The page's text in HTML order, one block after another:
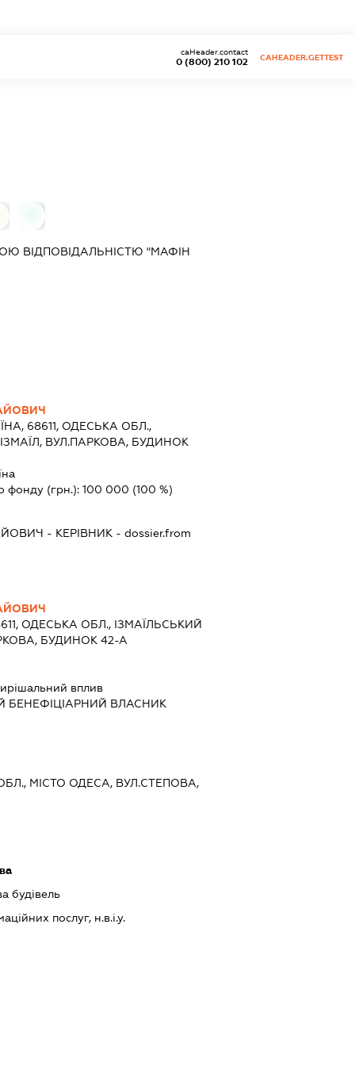
0 (800) 210 102
caHeader.contact
CAHEADER.GETTEST
ВІДПОВІДАЛЬНІСТЮ "МАФІН
68611, ОДЕСЬКА ОБЛ.,
ВУЛ.ПАРКОВА, БУДИНОК
фонду (грн.): 100 000 (100 %)
- КЕРІВНИК - dossier.from
ОДЕСЬКА ОБЛ., ІЗМАЇЛЬСЬКИЙ
БУДИНОК 42-А
вплив
БЕНЕФІЦІАРНИЙ ВЛАСНИК
МІСТО ОДЕСА, ВУЛ.СТЕПОВА,
будівель
послуг, н.в.і.у.